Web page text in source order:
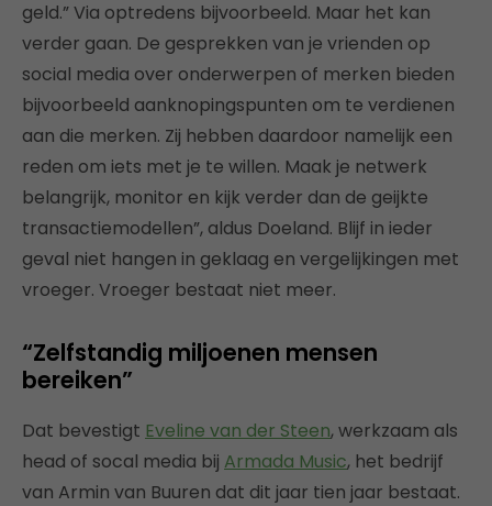
geld.” Via optredens bijvoorbeeld. Maar het kan
verder gaan. De gesprekken van je vrienden op
social media over onderwerpen of merken bieden
bijvoorbeeld aanknopingspunten om te verdienen
aan die merken. Zij hebben daardoor namelijk een
reden om iets met je te willen. Maak je netwerk
belangrijk, monitor en kijk verder dan de geijkte
transactiemodellen”, aldus Doeland. Blijf in ieder
geval niet hangen in geklaag en vergelijkingen met
vroeger. Vroeger bestaat niet meer.
“Zelfstandig miljoenen mensen
bereiken”
Dat bevestigt Eveline van der Steen, werkzaam als
head of socal media bij Armada Music, het bedrijf
van Armin van Buuren dat dit jaar tien jaar bestaat.